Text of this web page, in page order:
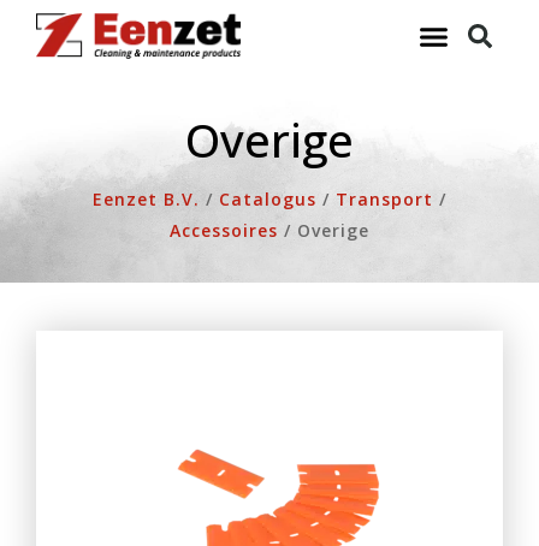
naar
Overige
Eenzet B.V. / Catalogus / Transport /
Accessoires / Overige